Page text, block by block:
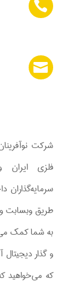


شرکت
فلزی
سرمایه‌گذاران
طریق وبسابت
به شما کمک
و گذار
که می‌خواهید